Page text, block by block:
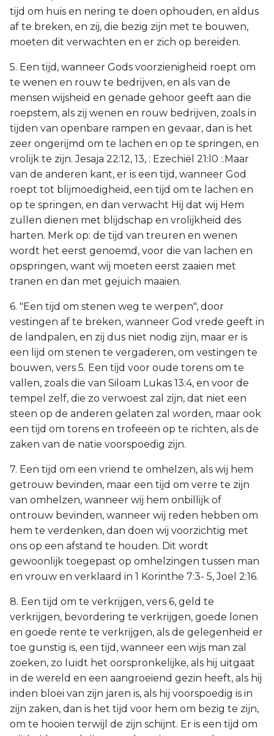
tijd om huis en nering te doen ophouden, en aldus
af te breken, en zij, die bezig zijn met te bouwen,
moeten dit verwachten en er zich op bereiden.
5. Een tijd, wanneer Gods voorzienigheid roept om
te wenen en rouw te bedrijven, en als van de
mensen wijsheid en genade gehoor geeft aan die
roepstem, als zij wenen en rouw bedrijven, zoals in
tijden van openbare rampen en gevaar, dan is het
zeer ongerijmd om te lachen en op te springen, en
vrolijk te zijn. Jesaja 22:12, 13, : Ezechiël 21:l0 :.Maar
van de anderen kant, er is een tijd, wanneer God
roept tot blijmoedigheid, een tijd om te lachen en
op te springen, en dan verwacht Hij dat wij Hem
zullen dienen met blijdschap en vrolijkheid des
harten. Merk op: de tijd van treuren en wenen
wordt het eerst genoemd, voor die van lachen en
opspringen, want wij moeten eerst zaaien met
tranen en dan met gejuich maaien.
6. "Een tijd om stenen weg te werpen", door
vestingen af te breken, wanneer God vrede geeft in
de landpalen, en zij dus niet nodig zijn, maar er is
een lijd om stenen te vergaderen, om vestingen te
bouwen, vers 5. Een tijd voor oude torens om te
vallen, zoals die van Siloam Lukas 13:4, en voor de
tempel zelf, die zo verwoest zal zijn, dat niet een
steen op de anderen gelaten zal worden, maar ook
een tijd om torens en trofeeën op te richten, als de
zaken van de natie voorspoedig zijn.
7. Een tijd om een vriend te omhelzen, als wij hem
getrouw bevinden, maar een tijd om verre te zijn
van omhelzen, wanneer wij hem onbillijk of
ontrouw bevinden, wanneer wij reden hebben om
hem te verdenken, dan doen wij voorzichtig met
ons op een afstand te houden. Dit wordt
gewoonlijk toegepast op omhelzingen tussen man
en vrouw en verklaard in 1 Korinthe 7:3- 5, Joel 2:16.
8. Een tijd om te verkrijgen, vers 6, geld te
verkrijgen, bevordering te verkrijgen, goede lonen
en goede rente te verkrijgen, als de gelegenheid er
toe gunstig is, een tijd, wanneer een wijs man zal
zoeken, zo luidt het oorspronkelijke, als hij uitgaat
in de wereld en een aangroeiend gezin heeft, als hij
inden bloei van zijn jaren is, als hij voorspoedig is in
zijn zaken, dan is het tijd voor hem om bezig te zijn,
om te hooien terwijl de zijn schijnt. Er is een tijd om